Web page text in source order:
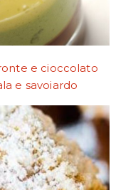
e cioccolato
e savoiardo